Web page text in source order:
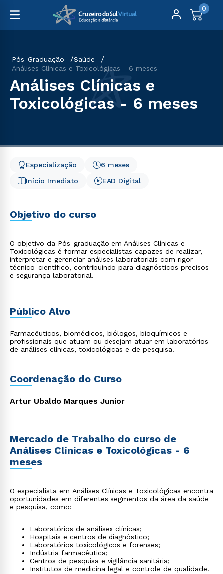
0
Pós-Graduação
Saúde
Análises Clínicas e Toxicológicas - 6 meses
Análises Clínicas e
Toxicológicas - 6 meses
Início Imediato
6 meses
Especialização
EAD Digital
Objetivo do curso
O objetivo da Pós-graduação em Análises Clínicas e
Toxicológicas é formar especialistas capazes de realizar,
interpretar e gerenciar análises laboratoriais com rigor
técnico-científico, contribuindo para diagnósticos precisos
e segurança laboratorial.
Público Alvo
Farmacêuticos, biomédicos, biólogos, bioquímicos e
profissionais que atuam ou desejam atuar em laboratórios
de análises clínicas, toxicológicas e de pesquisa.
Coordenação do Curso
Artur Ubaldo Marques Junior
Mercado de Trabalho do curso de
Análises Clínicas e Toxicológicas - 6
meses
O especialista em Análises Clínicas e Toxicológicas encontra
oportunidades em diferentes segmentos da área da saúde
e pesquisa, como:
Laboratórios de análises clínicas;
Hospitais e centros de diagnóstico;
Laboratórios toxicológicos e forenses;
Indústria farmacêutica;
Centros de pesquisa e vigilância sanitária;
Institutos de medicina legal e controle de qualidade.